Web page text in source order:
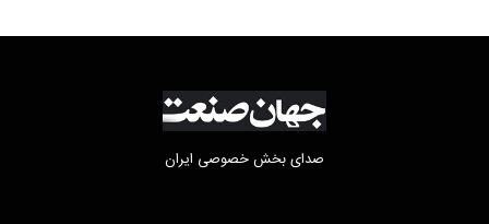
صدای بخش خصوصی ایران